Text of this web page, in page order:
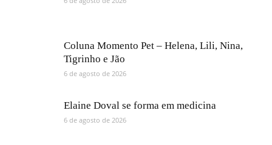
Coluna Momento Pet – Helena, Lili, Nina,
Tigrinho e Jão
6 de agosto de 2026
Elaine Doval se forma em medicina
6 de agosto de 2026